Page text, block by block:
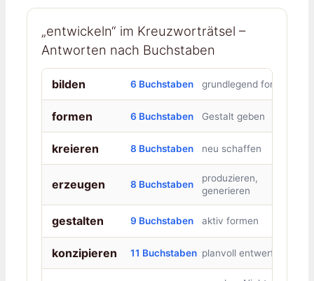
„entwickeln“ im Kreuzworträtsel –
Antworten nach Buchstaben
bilden 6 Buchstaben grundlegend formen
formen 6 Buchstaben Gestalt geben
kreieren 8 Buchstaben neu schaffen
erzeugen 8 Buchstaben
produzieren,
generieren
gestalten 9 Buchstaben aktiv formen
konzipieren 11 Buchstaben planvoll entwerfen